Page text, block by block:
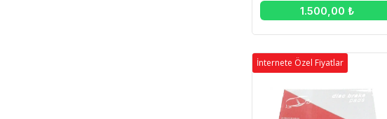
1.500,00 ₺
İnternete Özel Fiyatlar